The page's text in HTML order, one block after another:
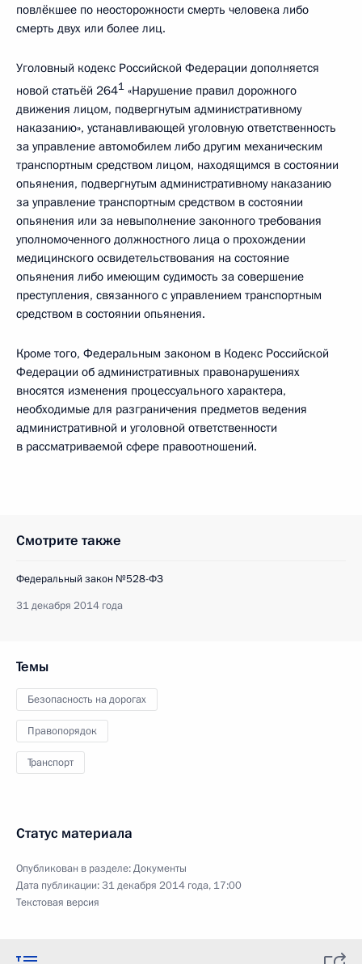
повлёкшее по неосторожности смерть человека либо
смерть двух или более лиц.
Уголовный кодекс Российской Федерации дополняется
новой статьёй 2641 «Нарушение правил дорожного
движения лицом, подвергнутым административному
наказанию», устанавливающей уголовную ответственность
за управление автомобилем либо другим механическим
транспортным средством лицом, находящимся в состоянии
опьянения, подвергнутым административному наказанию
за управление транспортным средством в состоянии
опьянения или за невыполнение законного требования
уполномоченного должностного лица о прохождении
медицинского освидетельствования на состояние
опьянения либо имеющим судимость за совершение
преступления, связанного с управлением транспортным
средством в состоянии опьянения.
Кроме того, Федеральным законом в Кодекс Российской
Федерации об административных правонарушениях
вносятся изменения процессуального характера,
необходимые для разграничения предметов ведения
административной и уголовной ответственности
в рассматриваемой сфере правоотношений.
Смотрите также
Федеральный закон №528-ФЗ
31 декабря 2014 года
Темы
Безопасность на дорогах
Правопорядок
Транспорт
Статус материала
Опубликован в разделе:Документы
Дата публикации:31 декабря 2014 года, 17:00
Текстовая версия